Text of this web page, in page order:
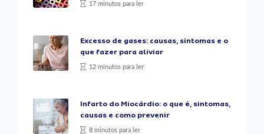
17 minutos para ler
Excesso de gases: causas, sintomas e o
que fazer para aliviar
12 minutos para ler
Infarto do Miocárdio: o que é, sintomas,
causas e como prevenir
8 minutos para ler